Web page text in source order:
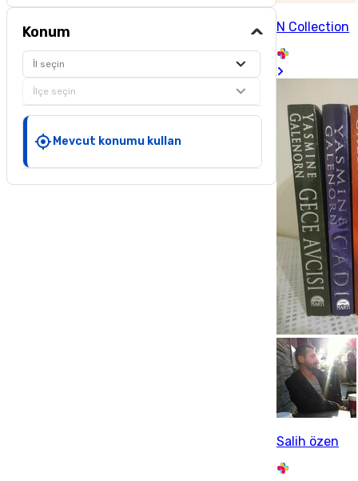
Konum
İl seçin
İlçe seçin
Mevcut konumu kullan
N Collection
Salih özen